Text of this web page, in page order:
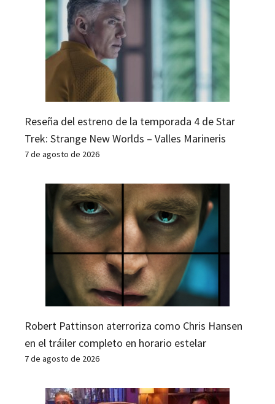
Reseña del estreno de la temporada 4 de Star
Trek: Strange New Worlds – Valles Marineris
7 de agosto de 2026
Robert Pattinson aterroriza como Chris Hansen
en el tráiler completo en horario estelar
7 de agosto de 2026